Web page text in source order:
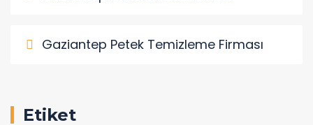
Gaziantep Petek Temizleme Firması
Etiket